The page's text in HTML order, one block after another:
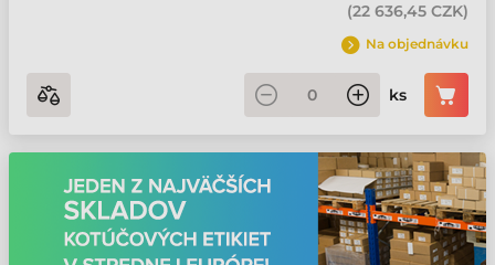
(22 636,45 CZK)
Na objednávku
ks